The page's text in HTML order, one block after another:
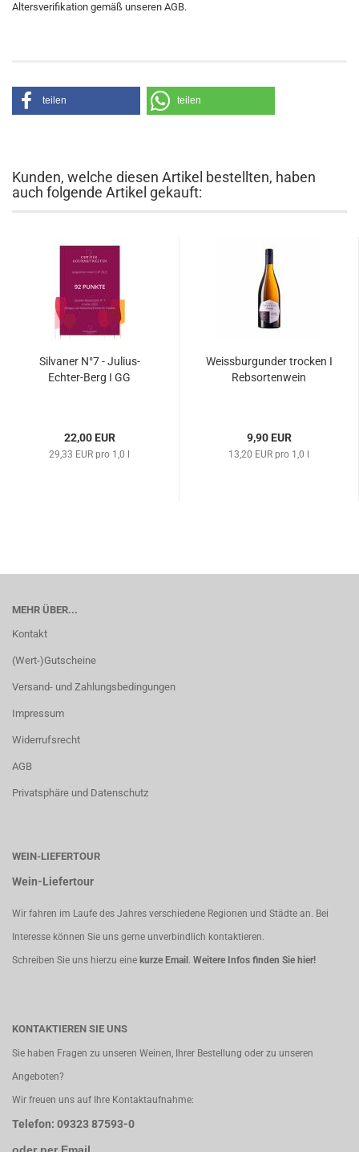
Altersverifikation gemäß unseren AGB.
teilen teilen
Kunden, welche diesen Artikel bestellten, haben
auch folgende Artikel gekauft:
Silvaner N°7 - Julius-
Echter-Berg I GG
22,00 EUR
29,33 EUR pro 1,0 l
Weissburgunder trocken I
Rebsortenwein
9,90 EUR
13,20 EUR pro 1,0 l
MEHR ÜBER...
Kontakt
(Wert-)Gutscheine
Versand- und Zahlungsbedingungen
Impressum
Widerrufsrecht
AGB
Privatsphäre und Datenschutz
WEIN-LIEFERTOUR
Wein-Liefertour
Wir fahren im Laufe des Jahres verschiedene Regionen und Städte an. Bei
Interesse können Sie uns gerne unverbindlich kontaktieren.
Schreiben Sie uns hierzu eine kurze Email . Weitere Infos finden Sie hier!
KONTAKTIEREN SIE UNS
Sie haben Fragen zu unseren Weinen, Ihrer Bestellung oder zu unseren
Angeboten?
Wir freuen uns auf Ihre Kontaktaufnahme:
Telefon: 09323 87593-0